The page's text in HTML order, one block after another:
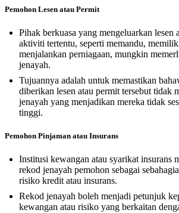
Pemohon Lesen atau Permit
Pihak berkuasa yang mengeluarkan lesen
aktiviti tertentu, seperti memandu,
menjalankan perniagaan, mungkin
jenayah.
Tujuannya adalah untuk memastikan
diberikan lesen atau permit tersebut tidak
jenayah yang menjadikan mereka tidak
tinggi.
Pemohon Pinjaman atau Insurans
Institusi kewangan atau syarikat insurans
rekod jenayah pemohon sebagai
risiko kredit atau insurans.
Rekod jenayah boleh menjadi petunjuk
kewangan atau risiko yang berkaitan